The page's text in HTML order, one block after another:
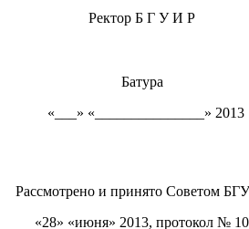
Ректор Б Г У И Р
М.
Батура
«___» «_______________» 2013
Рассмотрено и принято Cоветом
«28» «июня» 2013, протокол № 10